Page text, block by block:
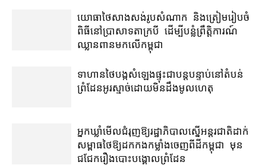
យោធា​ថៃ​សាងសង់​រូប​សំណាក និង​ត្រៀម​រៀបចំ​
ពិធី​នៅ​ប្រាសាទ​តា​ក្របី ដើម្បី​បន្លំ​ព្រឹត្តិការណ៍​
ឈ្លានពាន​មក​លើ​កម្ពុជា
ទាហាន​ថៃ​បង្ក​សំឡេង​ផ្ទុះ​ជា​បន្តបន្ទាប់​នៅ​តំបន់​
ព្រំដែន​អូរ​ស្មាច់​ដោយ​មិនដឹង​មូលហេតុ
អ្នកឃ្លាំមើល​​ជំរុញ​ឱ្យ​រដ្ឋាភិបាល​​ស្នើ​​អន្តរជាតិ​ដាក់​
សម្ពាធ​​ថៃ​ឱ្យ​ដក​កង​កម្លាំង​ចេញ​ពី​ដី​កម្ពុជា មុន​
ជជែក​រឿង​បោះបង្គោល​ព្រំដែន